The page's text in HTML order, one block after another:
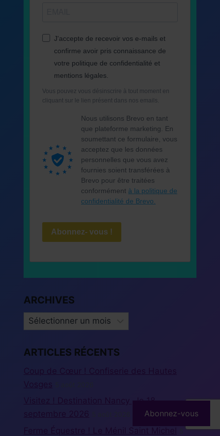
J'accepte de recevoir vos e-mails et
confirme avoir pris connaissance de
votre politique de confidentialité et
mentions légales.
Vous pouvez vous désinscrire à tout moment en
cliquant sur le lien présent dans nos emails.
Nous utilisons Brevo en tant
que plateforme marketing. En
soumettant ce formulaire, vous
acceptez que les données
personnelles que vous avez
fournies soient transférées à
Brevo pour être traitées
conformément à la politique de
confidentialité de Brevo.
Abonnez- vous !
ARCHIVES
ARCHIVES
ARTICLES RÉCENTS
Abonnez-vous